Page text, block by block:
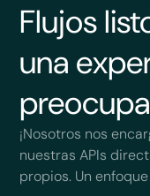
Flujos
una
¡Nosotros nos
nuestras APIs
propios. Un